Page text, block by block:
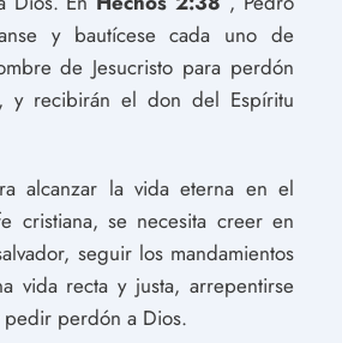
y bautícese cada uno de
de Jesucristo para perdón
y recibirán el don del Espíritu
alcanzar la vida eterna en el
cristiana, se necesita creer en
seguir los mandamientos
vida recta y justa, arrepentirse
perdón a Dios.